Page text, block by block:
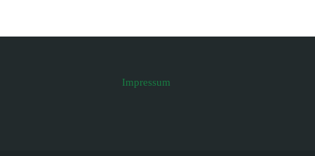
Impressum